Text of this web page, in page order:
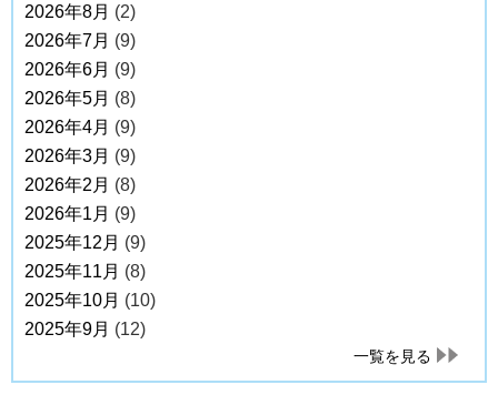
2026年8月 (2)
2026年7月 (9)
2026年6月 (9)
2026年5月 (8)
2026年4月 (9)
2026年3月 (9)
2026年2月 (8)
2026年1月 (9)
2025年12月 (9)
2025年11月 (8)
2025年10月 (10)
2025年9月 (12)
一覧を見る